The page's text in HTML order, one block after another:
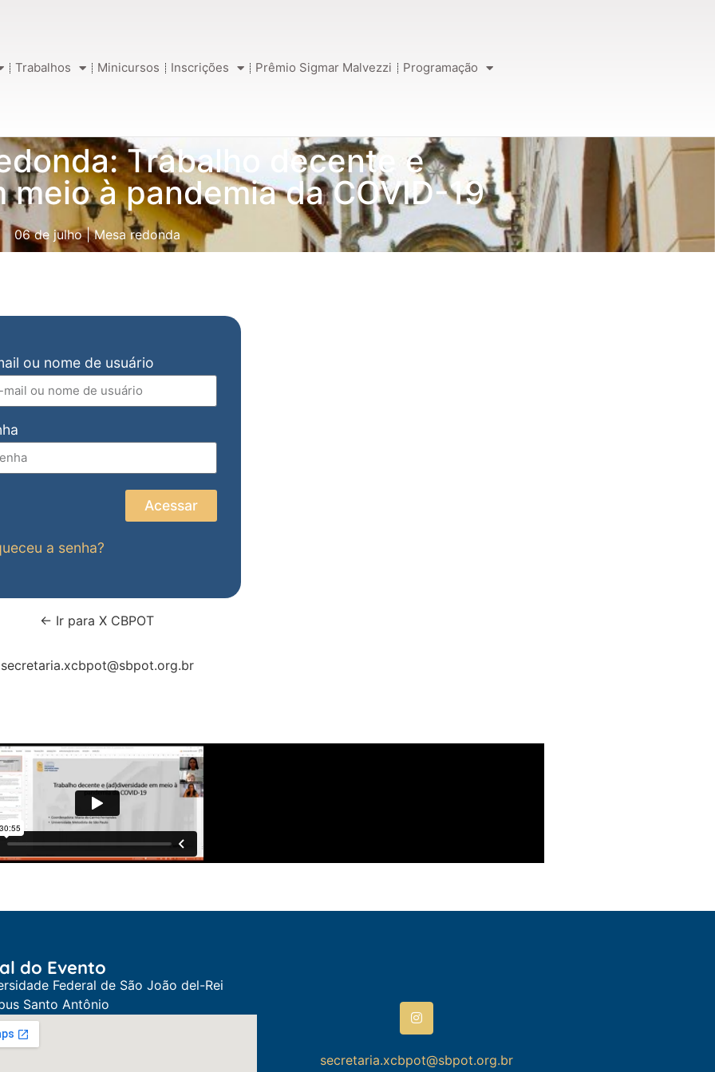
Trabalhos Minicursos Inscrições Prêmio Sigmar Malvezzi Programação
Trabalho decente e
à pandemia da COVID-19
06 de julho|Mesa redonda
ou nome de usuário
Acessar
a senha?
← Ir para X CBPOT
secretaria.xcbpot@sbpot.org.br
do Evento
Federal de São João del-Rei
Santo Antônio
secretaria.xcbpot@sbpot.org.br